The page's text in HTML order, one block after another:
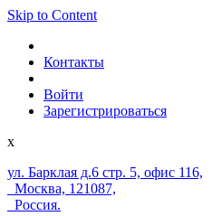
Skip to Content
Контакты
Войти
Зарегистрироваться
x
ул. Барклая д.6 стр. 5, офис 116,
Москва, 121087,
Россия.